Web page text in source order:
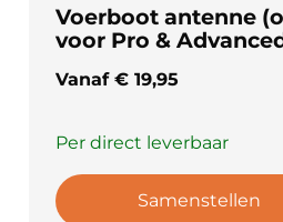
Voerboot antenne
voor Pro &
Vanaf €19,95
Per direct leverbaar
Samenstellen